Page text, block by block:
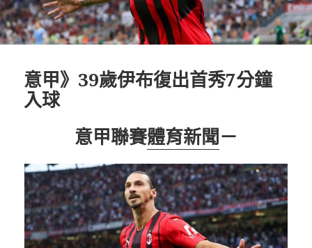
意甲》39歲伊布復出首秀7分鐘
入球
意甲聯賽體育新聞－